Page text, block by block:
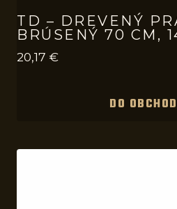
TD – DREVENÝ
BRÚSENÝ 70 CM,
20,17 €
DO